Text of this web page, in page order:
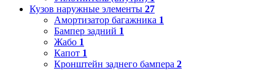
Кузов наружные элементы 27
Амортизатор багажника 1
Бампер задний 1
Жабо 1
Капот 1
Кронштейн заднего бампера 2